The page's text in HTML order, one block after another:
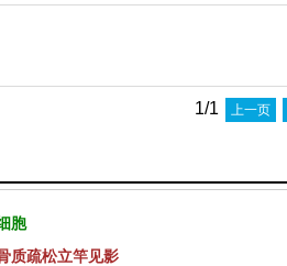
1/1 上一页
胞
质疏松立竿见影